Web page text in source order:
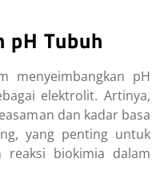
pH Tubuh
menyeimbangkan pH
elektrolit. Artinya,
dan kadar basa
yang penting untuk
reaksi biokimia dalam